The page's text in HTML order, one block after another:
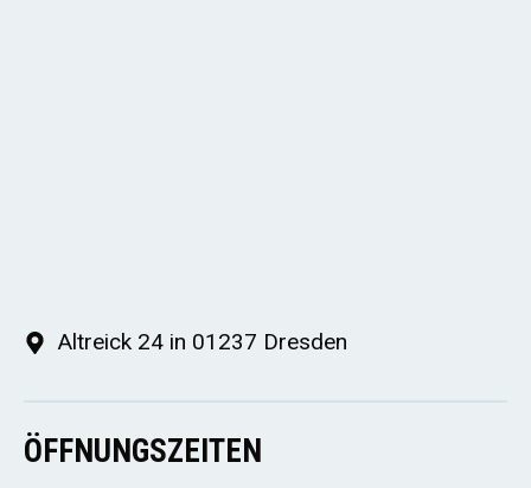
Altreick 24 in 01237 Dresden
ÖFFNUNGSZEITEN